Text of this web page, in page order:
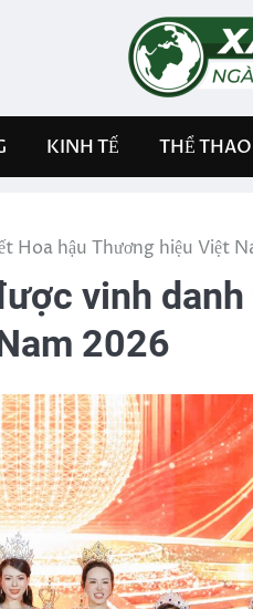
KINH TẾ THỂ THAO
Hoa hậu Thương hiệu Việt
vinh
2026